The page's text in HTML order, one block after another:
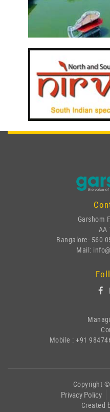
Garshom
AA
Bangalore- 560
Mail:
Mobile : +91
Copyright ©
Privacy Policy
Created